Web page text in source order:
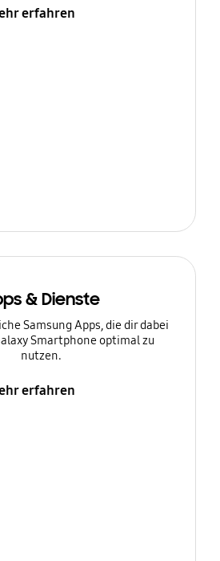
erfahren
& Dienste
Samsung Apps, die dir dabei
Smartphone optimal zu
nutzen.
erfahren